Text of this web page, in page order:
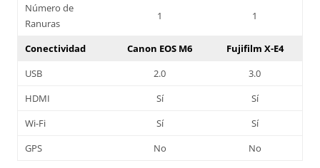
Número de
Ranuras
1 1
Conectividad Canon EOS M6
Fujifilm X-E4
USB
2.0
3.0
HDMI
Sí
Sí
Wi-Fi
Sí
Sí
GPS
No No